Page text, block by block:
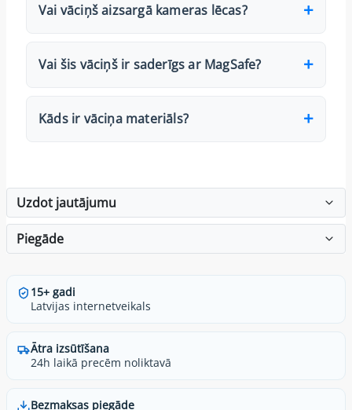
Vai vāciņš aizsargā kameras lēcas?
Vai šis vāciņš ir saderīgs ar MagSafe?
Kāds ir vāciņa materiāls?
Uzdot jautājumu
Piegāde
15+ gadi
Latvijas internetveikals
Ātra izsūtīšana
24h laikā precēm noliktavā
Bezmaksas piegāde